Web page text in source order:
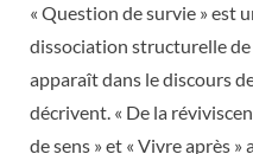
« Question de survie » est
dissociation structurelle
apparaît dans le discours
décrivent. « De la
de sens » et « Vivre après